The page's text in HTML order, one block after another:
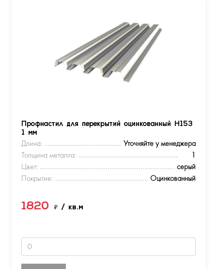
Профнастил для перекрытий оцинкованный Н153
1 мм
Длина:
Уточняйте у менеджера
Толщина металла:
1
Цвет:
серый
Покрытие:
Оцинкованный
1820 ₽ / кв.м